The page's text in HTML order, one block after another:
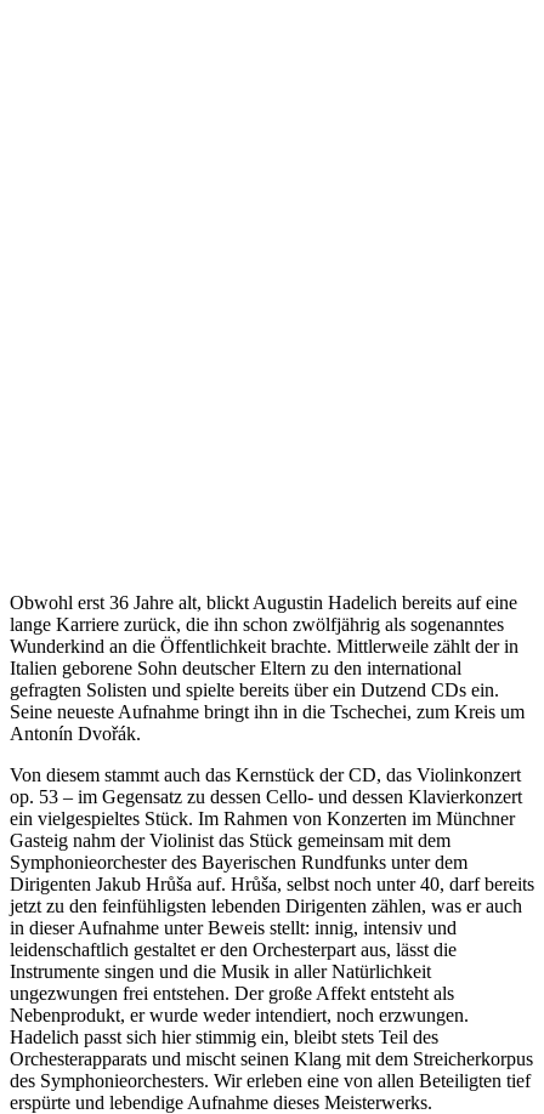
Obwohl erst 36 Jahre alt, blickt Augustin Hadelich bereits auf eine
lange Karriere zurück, die ihn schon zwölfjährig als sogenanntes
Wunderkind an die Öffentlichkeit brachte. Mittlerweile zählt der in
Italien geborene Sohn deutscher Eltern zu den international
gefragten Solisten und spielte bereits über ein Dutzend CDs ein.
Seine neueste Aufnahme bringt ihn in die Tschechei, zum Kreis um
Antonín Dvořák.
Von diesem stammt auch das Kernstück der CD, das Violinkonzert
op. 53 – im Gegensatz zu dessen Cello- und dessen Klavierkonzert
ein vielgespieltes Stück. Im Rahmen von Konzerten im Münchner
Gasteig nahm der Violinist das Stück gemeinsam mit dem
Symphonieorchester des Bayerischen Rundfunks unter dem
Dirigenten Jakub Hrůša auf. Hrůša, selbst noch unter 40, darf bereits
jetzt zu den feinfühligsten lebenden Dirigenten zählen, was er auch
in dieser Aufnahme unter Beweis stellt: innig, intensiv und
leidenschaftlich gestaltet er den Orchesterpart aus, lässt die
Instrumente singen und die Musik in aller Natürlichkeit
ungezwungen frei entstehen. Der große Affekt entsteht als
Nebenprodukt, er wurde weder intendiert, noch erzwungen.
Hadelich passt sich hier stimmig ein, bleibt stets Teil des
Orchesterapparats und mischt seinen Klang mit dem Streicherkorpus
des Symphonieorchesters. Wir erleben eine von allen Beteiligten tief
erspürte und lebendige Aufnahme dieses Meisterwerks.